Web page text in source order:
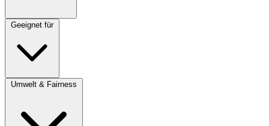
Geeignet für
Umwelt & Fairness